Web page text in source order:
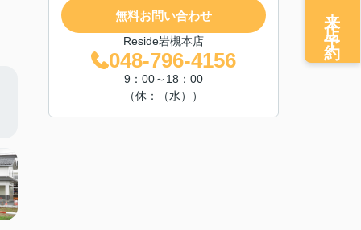
無料お問い合わせ
Reside岩槻本店
048-796-4156
9：00～18：00
（休：（水））
来店予約